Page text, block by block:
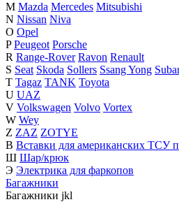
M Mazda Mercedes Mitsubishi
N Nissan Niva
O Opel
P Peugeot Porsche
R Range-Rover Ravon Renault
S Seat Skoda Sollers Ssang Yong
T Tagaz TANK Toyota
U UAZ
V Volkswagen Volvo Vortex
W Wey
Z ZAZ ZOTYE
В Вставки для американских ТСУ
Ш Шар/крюк
Э Электрика для фаркопов
Багажники
Багажники jkl